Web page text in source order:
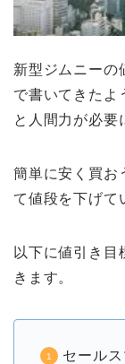
新型ジムニーの
で書いてきたよ
と人間力が必要
簡単に安く買お
て値段を下げて
以下に値引き目
きます。
セール